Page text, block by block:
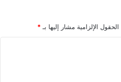
الحقول الإلزامية مشار إليها بـ *